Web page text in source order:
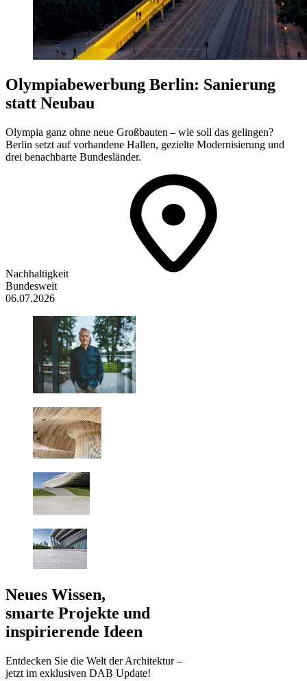
Olympiabewerbung Berlin: Sanierung
statt Neubau
Olympia ganz ohne neue Großbauten – wie soll das gelingen?
Berlin setzt auf vorhandene Hallen, gezielte Modernisierung und
drei benachbarte Bundesländer.
Nachhaltigkeit
Bundesweit
06.07.2026
Neues Wissen,
smarte Projekte und
inspirierende Ideen
Entdecken Sie die Welt der Architektur –
jetzt im exklusiven DAB Update!